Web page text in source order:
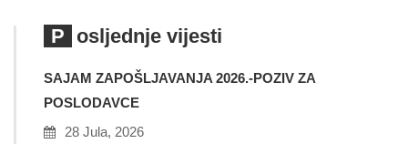
Posljednje vijesti
SAJAM ZAPOŠLJAVANJA 2026.-POZIV ZA
POSLODAVCE
28 Jula, 2026